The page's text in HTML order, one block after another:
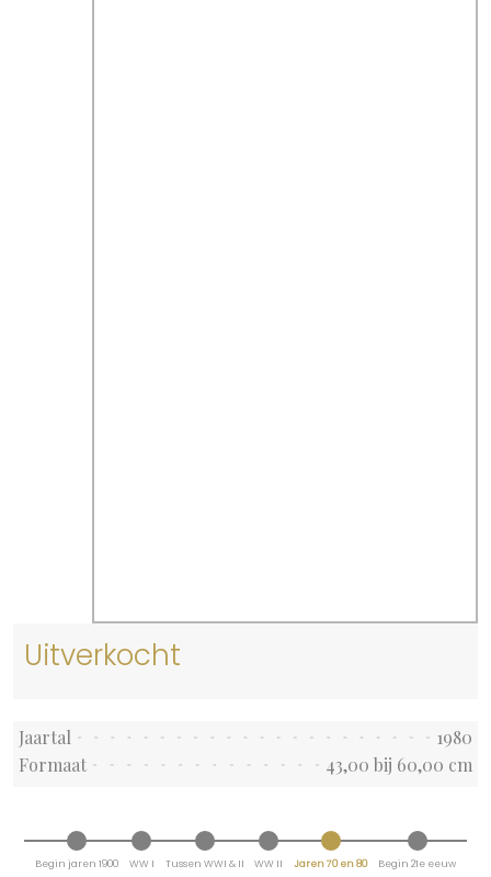
Uitverkocht
Jaartal
1980
Formaat
43,00 bij 60,00 cm
Begin jaren 1900 WW I Tussen WWI & II WW II Jaren 70 en 80 Begin 21e eeuw